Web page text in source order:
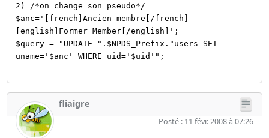
2) /*on change son pseudo*/
$anc='[french]Ancien membre[/french]
[english]Former Member[/english]';
$query = "UPDATE ".$NPDS_Prefix."users SET
uname='$anc' WHERE uid='$uid'";
fliaigre
Posté : 11 févr. 2008 à 07:26